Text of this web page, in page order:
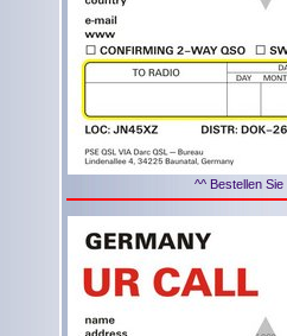
^^ Bestellen Sie